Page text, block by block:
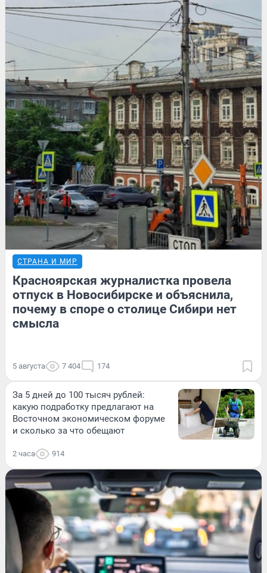
СТРАНА И МИР
Красноярская журналистка провела
отпуск в Новосибирске и объяснила,
почему в споре о столице Сибири нет
смысла
5 августа 7 404 174
За 5 дней до 100 тысяч рублей:
какую подработку предлагают на
Восточном экономическом форуме
и сколько за что обещают
2 часа 914